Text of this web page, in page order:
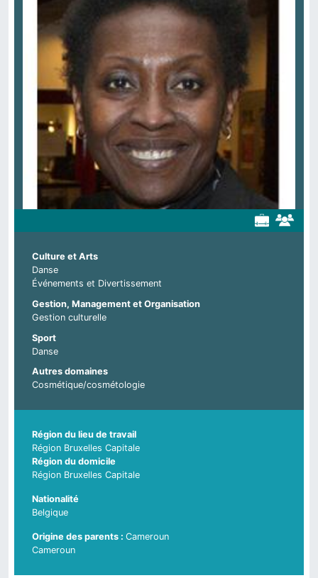
Culture et Arts
Danse
Événements et Divertissement
Gestion, Management et Organisation
Gestion culturelle
Sport
Danse
Autres domaines
Cosmétique/cosmétologie
Région du lieu de travail
Région Bruxelles Capitale
Région du domicile
Région Bruxelles Capitale
Nationalité
Belgique
Cameroun
Pays d'origine du parent 2
Cameroun